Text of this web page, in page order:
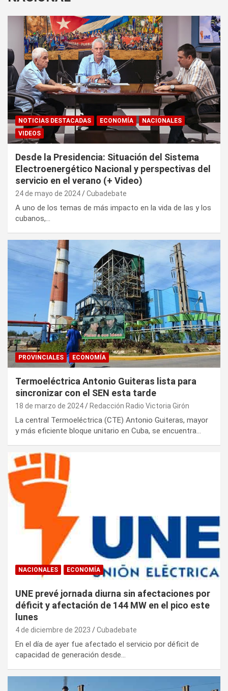
NOTICIAS DESTACADAS ECONOMÍA
NACIONALES
VIDEOS
Desde la Presidencia: Situación del Sistema
Electroenergético Nacional y perspectivas del
servicio en el verano (+ Video)
24 de mayo de 2024 Cubadebate
A uno de los temas de más impacto en la vida de las y los
cubanos,…
PROVINCIALES ECONOMÍA
Termoeléctrica Antonio Guiteras lista para
sincronizar con el SEN esta tarde
18 de marzo de 2024 Redacción Radio Victoria Girón
La central Termoeléctrica (CTE) Antonio Guiteras, mayor
y más eficiente bloque unitario en Cuba, se encuentra…
NACIONALES ECONOMÍA
UNE prevé jornada diurna sin afectaciones por
déficit y afectación de 144 MW en el pico este
lunes
4 de diciembre de 2023 Cubadebate
En el día de ayer fue afectado el servicio por déficit de
capacidad de generación desde…